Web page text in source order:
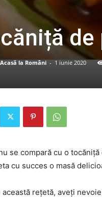
Acasă la Români - 1 iunie 2020
se compară cu o
cu succes o masă
această rețetă, aveți